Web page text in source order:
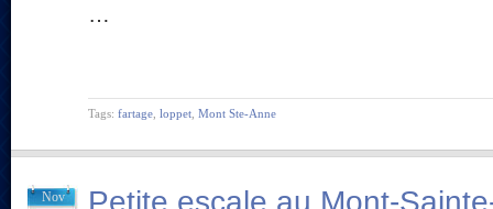
…
Tags: fartage loppet Mont Ste-Anne
Nov
Petite escale au Mont-